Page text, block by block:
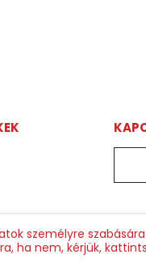
személyre
ha nem, kérjük,